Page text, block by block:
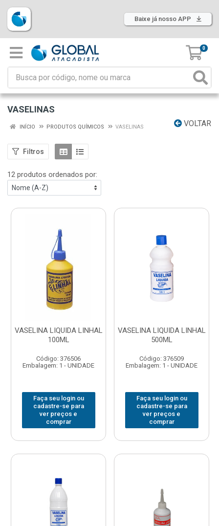
Baixe já nosso APP
0
VASELINAS
VOLTAR
INÍCIO PRODUTOS QUÍMICOS VASELINAS
Filtros
12 produtos ordenados por:
VASELINA LIQUIDA LINHAL
100ML
Código: 376506
Embalagem: 1 - UNIDADE
Faça seu login ou
cadastre-se para
ver preços e
comprar
VASELINA LIQUIDA LINHAL
500ML
Código: 376509
Embalagem: 1 - UNIDADE
Faça seu login ou
cadastre-se para
ver preços e
comprar